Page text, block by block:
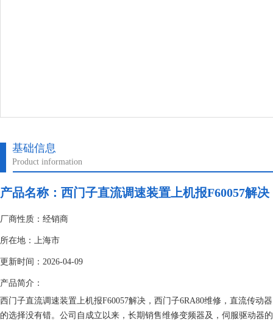
基础信息
Product information
产品名称： 西门子直流调速装置上机报F60057解决
厂商性质：经销商
所在地：上海市
更新时间：2026-04-09
产品简介：
西门子直流调速装置上机报F60057解决，西门子6RA80维修，直流传
的选择没有错。公司自成立以来，长期销售维修变频器及，伺服驱动器